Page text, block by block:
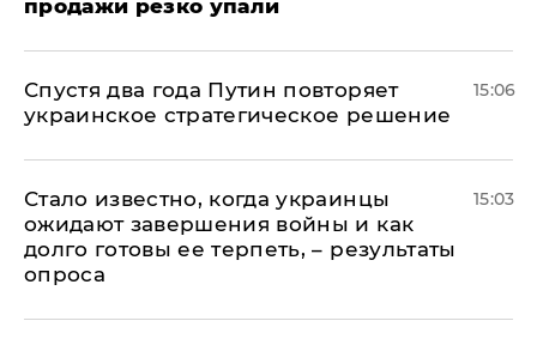
продажи резко упали
Спустя два года Путин повторяет
украинское стратегическое решение
15:06
Стало известно, когда украинцы
ожидают завершения войны и как
долго готовы ее терпеть, – результаты
опроса
15:03